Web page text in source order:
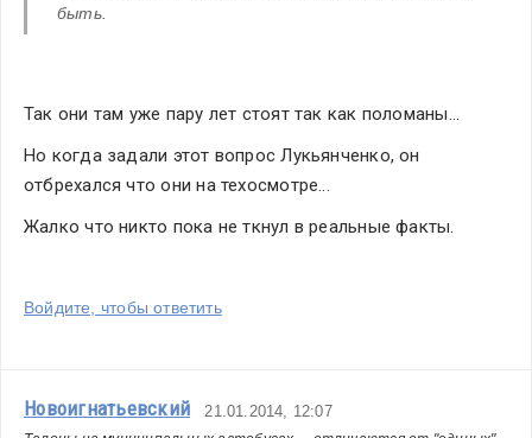
быть.
Так они там уже пару лет стоят так как поломаны...
Но когда задали этот вопрос Лукьянченко, он
отбрехался что они на техосмотре...
Жалко что никто пока не ткнул в реальные факты.
Войдите, чтобы ответить
Новоигнатьевский 21.01.2014, 12:07